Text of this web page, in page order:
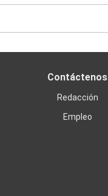
Contáctenos
Redacción
Empleo